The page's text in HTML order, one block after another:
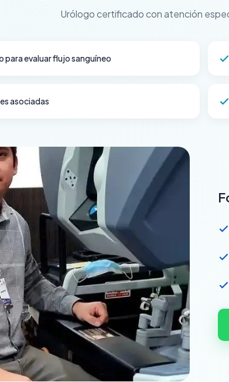
Urólogo certificado con atención
para evaluar flujo sanguíneo
asociadas